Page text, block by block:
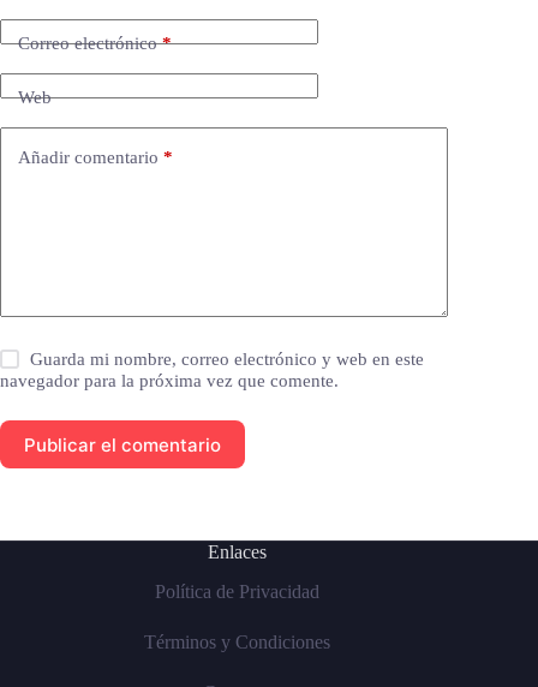
Correo electrónico*
Web
Añadir comentario *
Guarda mi nombre, correo electrónico y web en este
navegador para la próxima vez que comente.
Publicar el comentario
Enlaces
Política de Privacidad
Términos y Condiciones